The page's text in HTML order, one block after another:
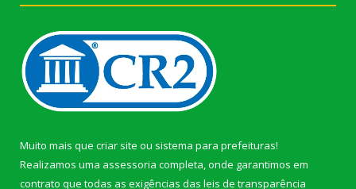
Muito mais que criar site ou sistema para prefeituras!
Realizamos uma assessoria completa, onde garantimos em
contrato que todas as exigências das leis de transparência